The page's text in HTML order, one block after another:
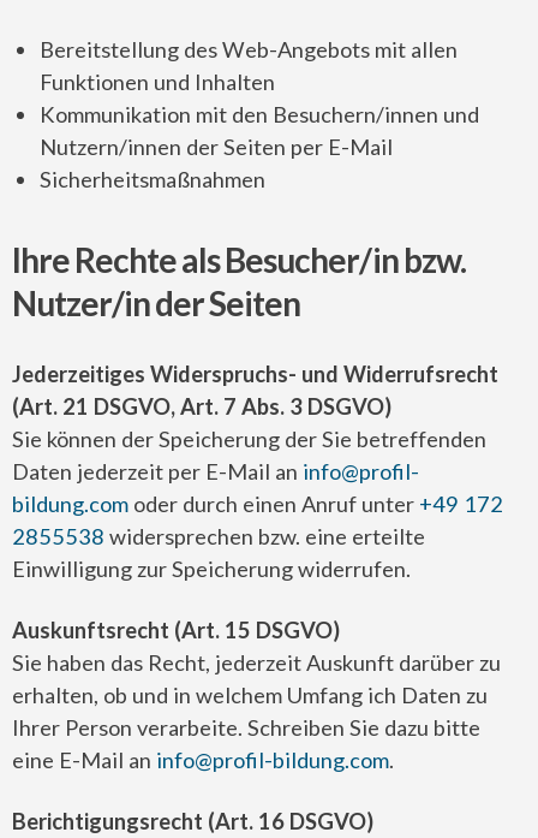
Bereitstellung des Web-Angebots mit allen
Funktionen und Inhalten
Kommunikation mit den Besuchern/innen und
Nutzern/innen der Seiten per E-Mail
Sicherheitsmaßnahmen
Ihre Rechte als Besucher/in bzw.
Nutzer/in der Seiten
Jederzeitiges Widerspruchs- und Widerrufsrecht
(Art. 21 DSGVO, Art. 7 Abs. 3 DSGVO)
Sie können der Speicherung der Sie betreffenden
Daten jederzeit per E-Mail an info@profil-
bildung.com oder durch einen Anruf unter +49 172
2855538 widersprechen bzw. eine erteilte
Einwilligung zur Speicherung widerrufen.
Auskunftsrecht (Art. 15 DSGVO)
Sie haben das Recht, jederzeit Auskunft darüber zu
erhalten, ob und in welchem Umfang ich Daten zu
Ihrer Person verarbeite. Schreiben Sie dazu bitte
eine E-Mail an info@profil-bildung.com.
Berichtigungsrecht (Art. 16 DSGVO)